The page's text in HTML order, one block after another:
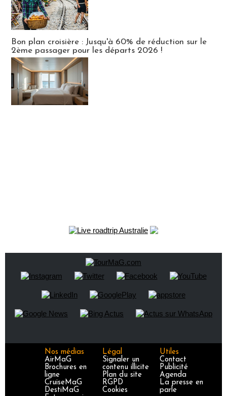
Bon plan croisière : Jusqu'à 60% de réduction sur le
2ème passager pour les départs 2026 !
Nos médias
AirMaG
Brochures en
ligne
CruiseMaG
DestiMaG
Légal
Signaler un
contenu illicite
Plan du site
RGPD
Cookies
Utiles
Contact
Publicité
Agenda
La presse en
parle